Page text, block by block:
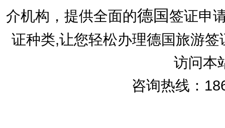
介机构，提供全面的德国签证申
证种类,让您轻松办理德国旅游
访问本
咨询热线：